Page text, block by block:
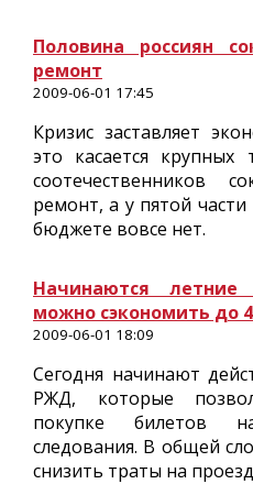
Половина россиян
ремонт
2009-06-01 17:45
Кризис заставляет
это касается
соотечественников
ремонт, а у пятой части
бюджете вовсе нет.
Начинаются
можно сэкономить до
2009-06-01 18:09
Сегодня начинают
РЖД, которые
покупке билетов
следования. В общей
снизить траты на